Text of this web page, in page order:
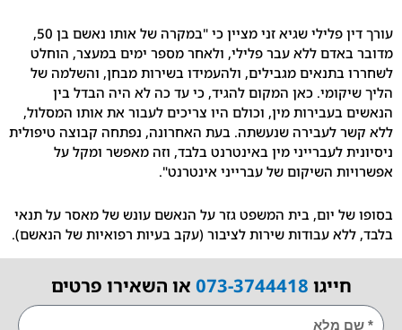
עורך דין פלילי שגיא זני מציין כי "במקרה של אותו נאשם בן 50,
ללא עבר פלילי, ולאחר מספר ימים במעצר, הוחלט
מגבילים, ולהעמידו בשירות מבחן, והשלמה של
כאן המקום להגיד, כי עד כה לא היה הבדל בין
מין, וכולם היו צריכים לעבור את אותו המסלול,
לעבירה שנעשתה. בעת האחרונה, נפתחה קבוצה טיפולית
לעברייני מין באינטרנט בלבד, וזה מאפשר ומקל על
השיקום של עברייני אינטרנט".
יום, בית המשפט גזר על הנאשם עונש של מאסר על תנאי
עבודות שירות לציבור (עקב בעיות רפואיות של הנאשם).
073-3744418או השאירו פרטים